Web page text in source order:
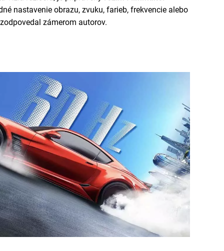
nastavenie obrazu, zvuku, farieb, frekvencie alebo
zámerom autorov.